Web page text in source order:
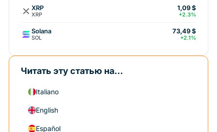
XRP
XRP
1,09 $
+2.3%
Solana
SOL
73,49 $
+2.1%
Читать эту статью на...
Italiano
English
Español